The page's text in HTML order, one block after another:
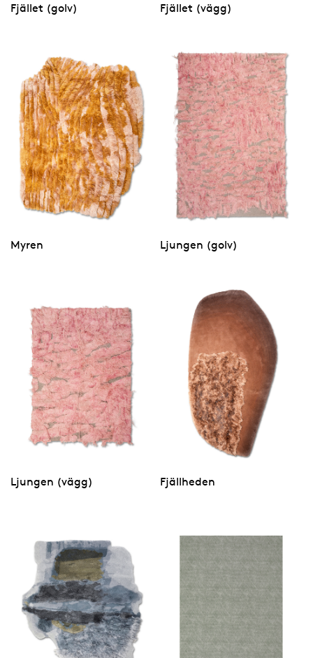
Fjället (golv) Fjället (vägg)
Myren Ljungen (golv)
Ljungen (vägg) Fjällheden